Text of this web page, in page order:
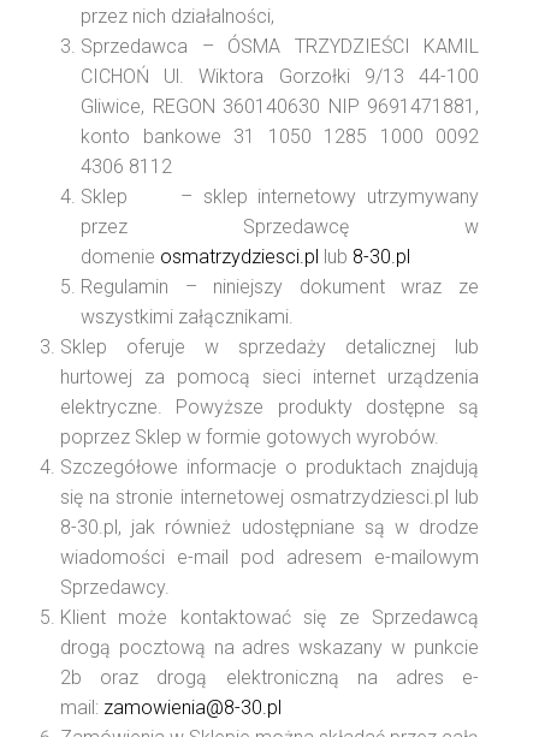
przez nich działalności,
Sprzedawca – ÓSMA TRZYDZIEŚCI KAMIL
CICHOŃ Ul. Wiktora Gorzołki 9/13 44-100
Gliwice, REGON 360140630 NIP 9691471881,
konto bankowe 31 1050 1285 1000 0092
4306 8112
Sklep – sklep internetowy utrzymywany
przez Sprzedawcę w
domenie osmatrzydziesci.pl lub 8-30.pl
Regulamin – niniejszy dokument wraz ze
wszystkimi załącznikami.
Sklep oferuje w sprzedaży detalicznej lub
hurtowej za pomocą sieci internet urządzenia
elektryczne. Powyższe produkty dostępne są
poprzez Sklep w formie gotowych wyrobów.
Szczegółowe informacje o produktach znajdują
się na stronie internetowej osmatrzydziesci.pl lub
8-30.pl, jak również udostępniane są w drodze
wiadomości e-mail pod adresem e-mailowym
Sprzedawcy.
Klient może kontaktować się ze Sprzedawcą
drogą pocztową na adres wskazany w punkcie
2b oraz drogą elektroniczną na adres e-
mail: zamowienia@8-30.pl